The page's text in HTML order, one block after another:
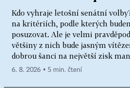
Kdo vyhraje letošní senátní
na kritériích, podle kterých
posuzovat. Ale je velmi
většiny z nich bude jasným
dobrou šanci na největší zisk
6. 8. 2026 ▪ 5 min. čtení